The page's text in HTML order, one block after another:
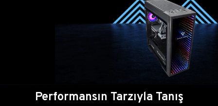
Performansın Tarzıyla Tanış